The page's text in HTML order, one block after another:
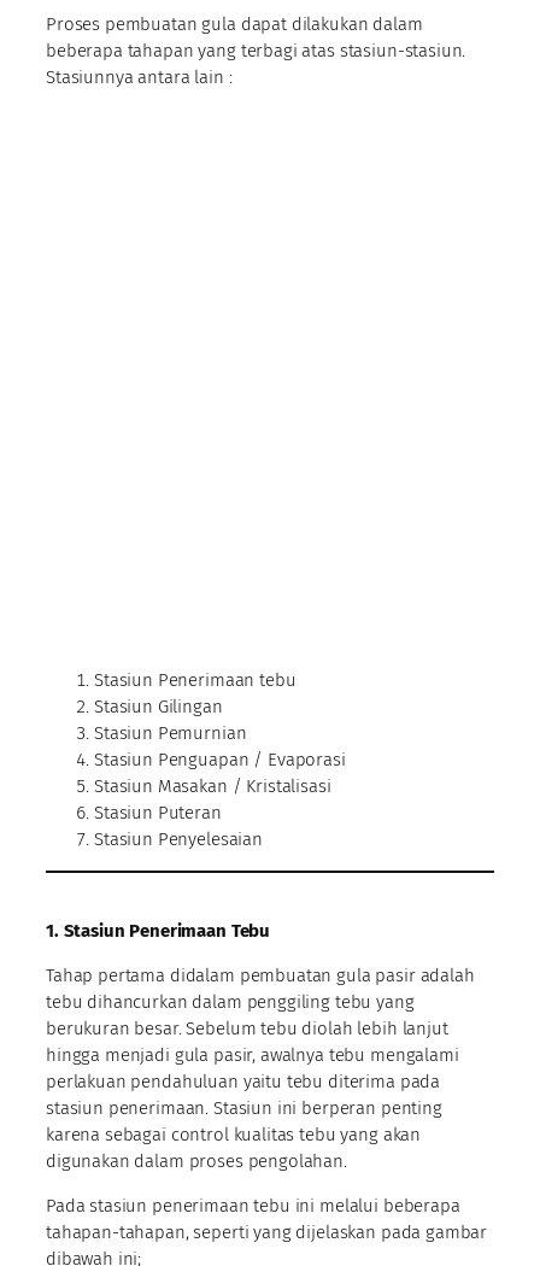
Proses pembuatan gula dapat dilakukan dalam
beberapa tahapan yang terbagi atas stasiun-stasiun.
Stasiunnya antara lain :
Stasiun Penerimaan tebu
Stasiun Gilingan
Stasiun Pemurnian
Stasiun Penguapan / Evaporasi
Stasiun Masakan / Kristalisasi
Stasiun Puteran
Stasiun Penyelesaian
1. Stasiun Penerimaan Tebu
Tahap pertama didalam pembuatan gula pasir adalah
tebu dihancurkan dalam penggiling tebu yang
berukuran besar. Sebelum tebu diolah lebih lanjut
hingga menjadi gula pasir, awalnya tebu mengalami
perlakuan pendahuluan yaitu tebu diterima pada
stasiun penerimaan. Stasiun ini berperan penting
karena sebagai control kualitas tebu yang akan
digunakan dalam proses pengolahan.
Pada stasiun penerimaan tebu ini melalui beberapa
tahapan-tahapan, seperti yang dijelaskan pada gambar
dibawah ini;